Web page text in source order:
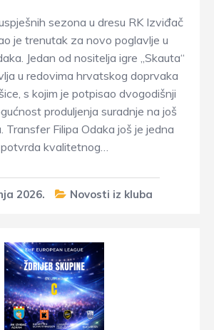
sezona u dresu RK Izviđač
je trenutak za novo poglavlje u
Jedan od nositelja igre „Skauta“
u redovima hrvatskog doprvaka
s kojim je potpisao dvogodišnji
produljenja suradnje na još
Transfer Filipa Odaka još je jedna
potvrda kvalitetnog…
2026. Novosti iz kluba